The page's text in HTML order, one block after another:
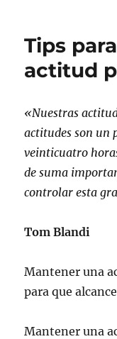
Tips
actitud
«Nuestras
actitudes son un
veinticuatro
de suma
controlar esta
Tom Blandi
Mantener una
para que
Mantener una